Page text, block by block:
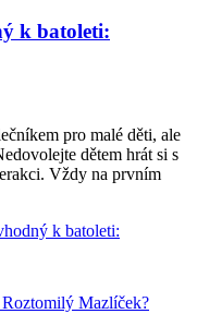
k batoleti:
pro malé děti, ale
dětem hrát si s
Vždy na prvním
k batoleti: